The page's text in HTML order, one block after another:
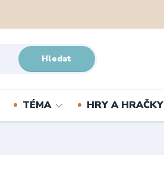
Hledat
TÉMA HRY A HRAČKY